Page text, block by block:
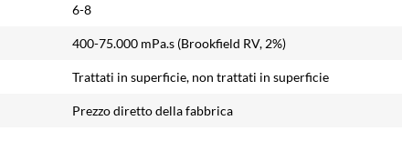
6-8
400-75.000 mPa.s (Brookfield RV, 2%)
Trattati in superficie, non trattati in superficie
Prezzo diretto della fabbrica